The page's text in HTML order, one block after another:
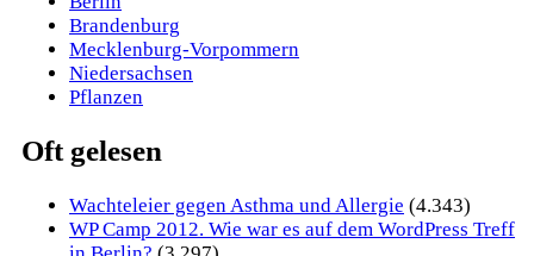
Brandenburg
Mecklenburg-Vorpommern
Niedersachsen
Pflanzen
Oft gelesen
Wachteleier gegen Asthma und Allergie (4.343)
WP Camp 2012. Wie war es auf dem WordPress Treff